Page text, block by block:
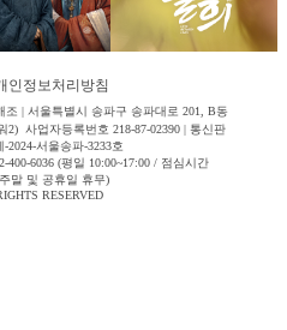
인정보처리방침
| 서울특별시 송파구 송파대로 201, B동
2) 사업자등록번호 218-87-02390 | 통신판
2024-서울송파-3233호
400-6036 (평일 10:00~17:00 / 점심시간
말 및 공휴일 휴무)
RESERVED